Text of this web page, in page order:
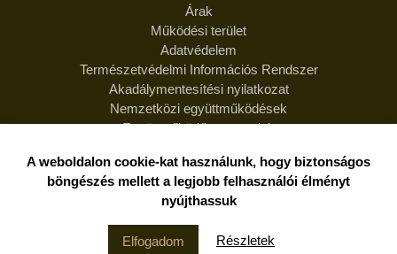
A weboldalon cookie-kat használunk, hogy biztonságos
böngészés mellett a legjobb felhasználói élményt
nyújthassuk
Elfogadom Részletek
Árak
Működési terület
Adatvédelem
Természetvédelmi Információs Rendszer
Akadálymentesítési nyilatkozat
Nemzetközi együttműködések
Együttműködő partnereink
Hírlevél leiratkozás
Felelősség
Duna-Dráva Nemzeti Park Igazgatóság